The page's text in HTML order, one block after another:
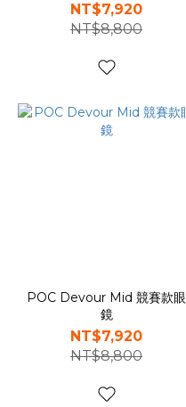
NT$7,920
NT$8,800
POC Devour Mid 競賽款眼
鏡
NT$7,920
NT$8,800